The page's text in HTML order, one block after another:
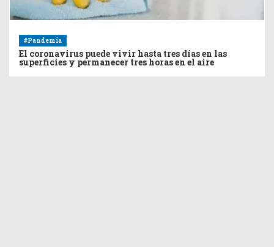
#Pandemia
El coronavirus puede vivir hasta tres días en las
superficies y permanecer tres horas en el aire